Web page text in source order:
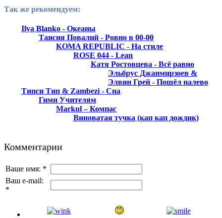
Так же рекомендуем:
Ilya Blanko - Океаны
Таисия Повалий - Ровно в 00-00
KOMA REPUBLIC - На стиле
ROSE 044 - Lean
Катя Ростовцева - Всё равно
Эльбрус Джанмирзоев &
Элвин Грей - Пошёл налево
Типси Тип & Zambezi - Сна
Гимн Учителям
Markul – Компас
Виноватая тучка (кап кап дождик)
Комментарии
Ваше имя: *
Ваш e-mail:
*